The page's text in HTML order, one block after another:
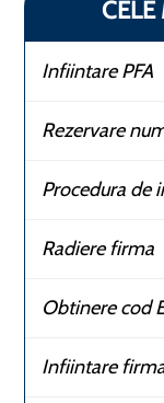
CELE
Infiintare PFA
Rezervare
Procedura de
Radiere firma
Obtinere cod
Infiintare